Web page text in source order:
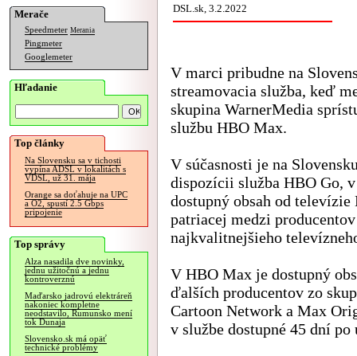
Merače
Speedmeter Merania
Pingmeter
Googlemeter
Hľadanie
Top články
Na Slovensku sa v tichosti
vypína ADSL v lokalitách s
VDSL, už 31. mája
Orange sa doťahuje na UPC
a O2, spustí 2.5 Gbps
pripojenie
Top správy
Alza nasadila dve novinky,
jednu užitočnú a jednu
kontroverznú
Maďarsko jadrovú elektráreň
nakoniec kompletne
neodstavilo, Rumunsko mení
tok Dunaja
Slovensko.sk má opäť
technické problémy
DSL.sk, 3.2.2022
V marci pribudne na
streamovacia služba, keď
skupina WarnerMedia
službu HBO Max.
V súčasnosti je na
dispozícii služba HBO Go,
dostupný obsah od televízie
patriacej medzi producentov
najkvalitnejšieho
V HBO Max je dostupný
ďalších producentov zo
Cartoon Network a Max
v službe dostupné 45 dní